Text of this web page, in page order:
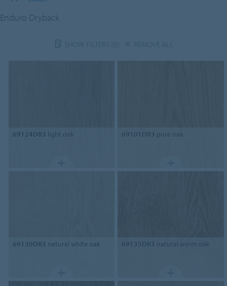
Enduro Dryback
69124DR3 light oak 69101DR3 pure oak
69130DR3 natural white oak 69135DR3 natural warm oak